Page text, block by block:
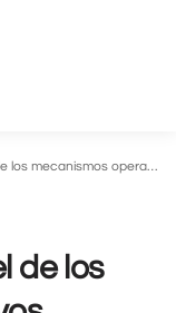
mecanismos operativos.
de los